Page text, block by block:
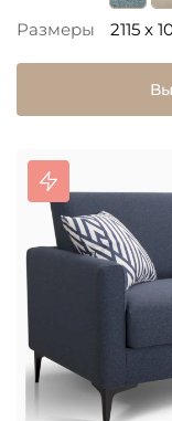
Размеры 2115 x